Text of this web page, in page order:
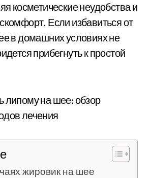
косметические неудобства и
Если избавиться от
в домашних условиях не
прибегнуть к простой
жировик на шее